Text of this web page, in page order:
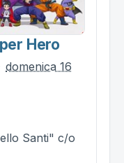
Hero
domenica 16
Santi" c/o